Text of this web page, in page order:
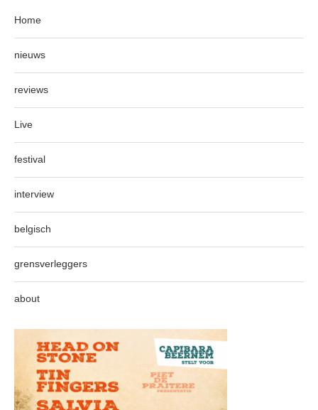
Home
nieuws
reviews
Live
festival
interview
belgisch
grensverleggers
about